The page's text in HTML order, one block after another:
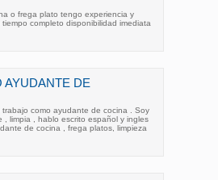
o frega plato tengo experiencia y
completo disponibilidad imediata
AYUDANTE DE
como ayudante de cocina . Soy
limpia , hablo escrito español y ingles
de cocina , frega platos, limpieza